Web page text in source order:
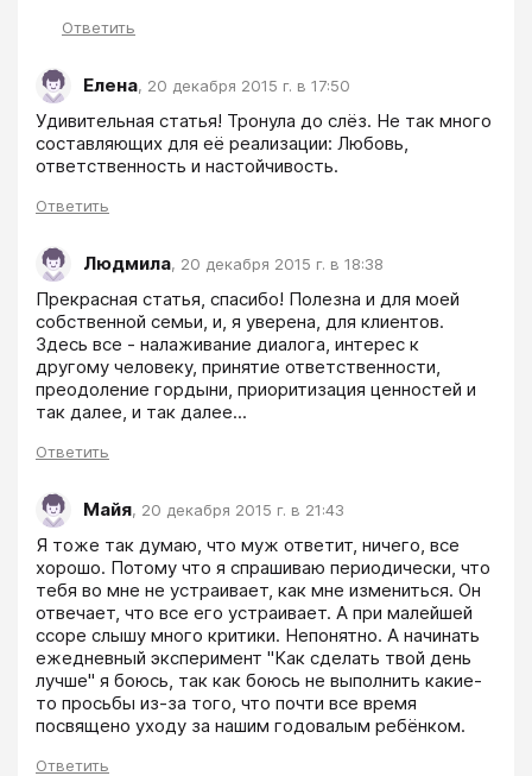
Ответить
Елена, 20 декабря 2015 г. в 17:50
Удивительная статья! Тронула до слёз. Не так много
составляющих для её реализации: Любовь,
ответственность и настойчивость.
Ответить
Людмила, 20 декабря 2015 г. в 18:38
Прекрасная статья, спасибо! Полезна и для моей
собственной семьи, и, я уверена, для клиентов.
Здесь все - налаживание диалога, интерес к
другому человеку, принятие ответственности,
преодоление гордыни, приоритизация ценностей и
так далее, и так далее...
Ответить
Майя, 20 декабря 2015 г. в 21:43
Я тоже так думаю, что муж ответит, ничего, все
хорошо. Потому что я спрашиваю периодически, что
тебя во мне не устраивает, как мне измениться. Он
отвечает, что все его устраивает. А при малейшей
ссоре слышу много критики. Непонятно. А начинать
ежедневный эксперимент "Как сделать твой день
лучше" я боюсь, так как боюсь не выполнить какие-
то просьбы из-за того, что почти все время
посвящено уходу за нашим годовалым ребёнком.
Ответить